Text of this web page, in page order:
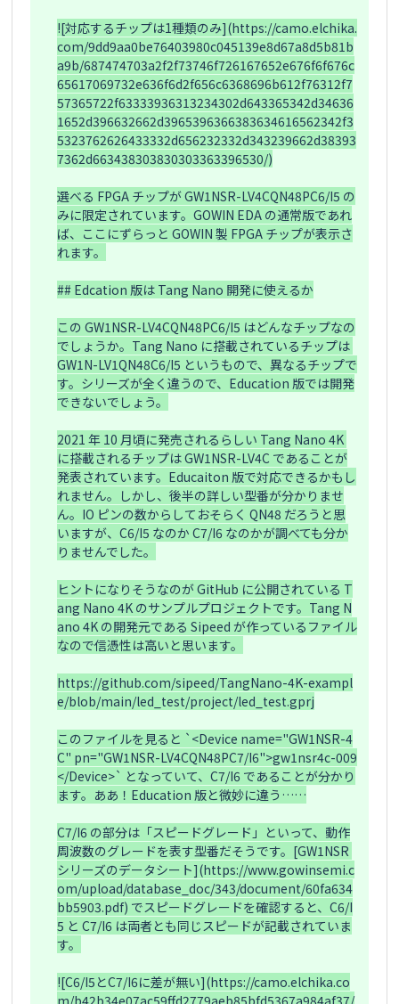
![対応するチップは1種類のみ](https://camo.elchika.
com/9dd9aa0be76403980c045139e8d67a8d5b81b
a9b/687474703a2f2f73746f726167652e676f6f676c
65617069732e636f6d2f656c6368696b612f76312f7
57365722f63333936313234302d643365342d34636
1652d396632662d3965396366383634616562342f3
5323762626433332d656232332d343239662d38393
7362d663438303830303363396530/)
選べる FPGA チップが GW1NSR-LV4CQN48PC6/I5 の
みに限定されています。GOWIN EDA の通常版であれ
ば、ここにずらっと GOWIN 製 FPGA チップが表示さ
れます。
## Edcation 版は Tang Nano 開発に使えるか
この GW1NSR-LV4CQN48PC6/I5 はどんなチップなの
でしょうか。Tang Nano に搭載されているチップは
GW1N-LV1QN48C6/I5 というもので、異なるチップで
す。シリーズが全く違うので、Education 版では開発
できないでしょう。
2021 年 10 月頃に発売されるらしい Tang Nano 4K
に搭載されるチップは GW1NSR-LV4C であることが
発表されています。Educaiton 版で対応できるかもし
れません。しかし、後半の詳しい型番が分かりませ
ん。IO ピンの数からしておそらく QN48 だろうと思
いますが、C6/I5 なのか C7/I6 なのかが調べても分か
りませんでした。
ヒントになりそうなのが GitHub に公開されている T
ang Nano 4K のサンプルプロジェクトです。Tang N
ano 4K の開発元である Sipeed が作っているファイル
なので信憑性は高いと思います。
https://github.com/sipeed/TangNano-4K-exampl
e/blob/main/led_test/project/led_test.gprj
このファイルを見ると `<Device name="GW1NSR-4
C" pn="GW1NSR-LV4CQN48PC7/I6">gw1nsr4c-009
</Device>` となっていて、C7/I6 であることが分かり
ます。ああ！Education 版と微妙に違う……
C7/I6 の部分は「スピードグレード」といって、動作
周波数のグレードを表す型番だそうです。[GW1NSR
シリーズのデータシート](https://www.gowinsemi.c
om/upload/database_doc/343/document/60fa634
bb5903.pdf) でスピードグレードを確認すると、C6/I
5 と C7/I6 は両者とも同じスピードが記載されていま
す。
![C6/I5とC7/I6に差が無い](https://camo.elchika.co
m/b42b34e07ac59ffd2779aeb85bfd5367a984af37/